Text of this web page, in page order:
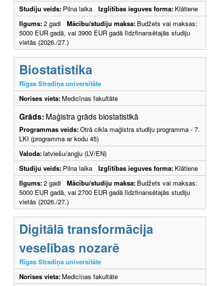
Studiju veids: Pilna laika Izglītības ieguves forma: Klātiene
Ilgums:2 gadi Mācību/studiju maksa: Budžets vai maksas:
5000 EUR gadā, vai 3900 EUR gadā līdzfinansētajās studiju
vietās (2026./27.)
Biostatistika
Rīgas Stradiņa universitāte
Norises vieta: Medicīnas fakultāte
Grāds: Maģistra grāds biostatistikā
Programmas veids:Otrā cikla maģistra studiju programma - 7.
LKI (programma ar kodu 45)
Valoda:latviešu/angļu (LV/EN)
Studiju veids: Pilna laika Izglītības ieguves forma: Klātiene
Ilgums:2 gadi Mācību/studiju maksa: Budžets vai maksas:
5000 EUR gadā, vai 2700 EUR gadā līdzfinansētajās studiju
vietās (2026./27.)
Digitālā transformācija
veselības nozarē
Rīgas Stradiņa universitāte
Norises vieta: Medicīnas fakultāte